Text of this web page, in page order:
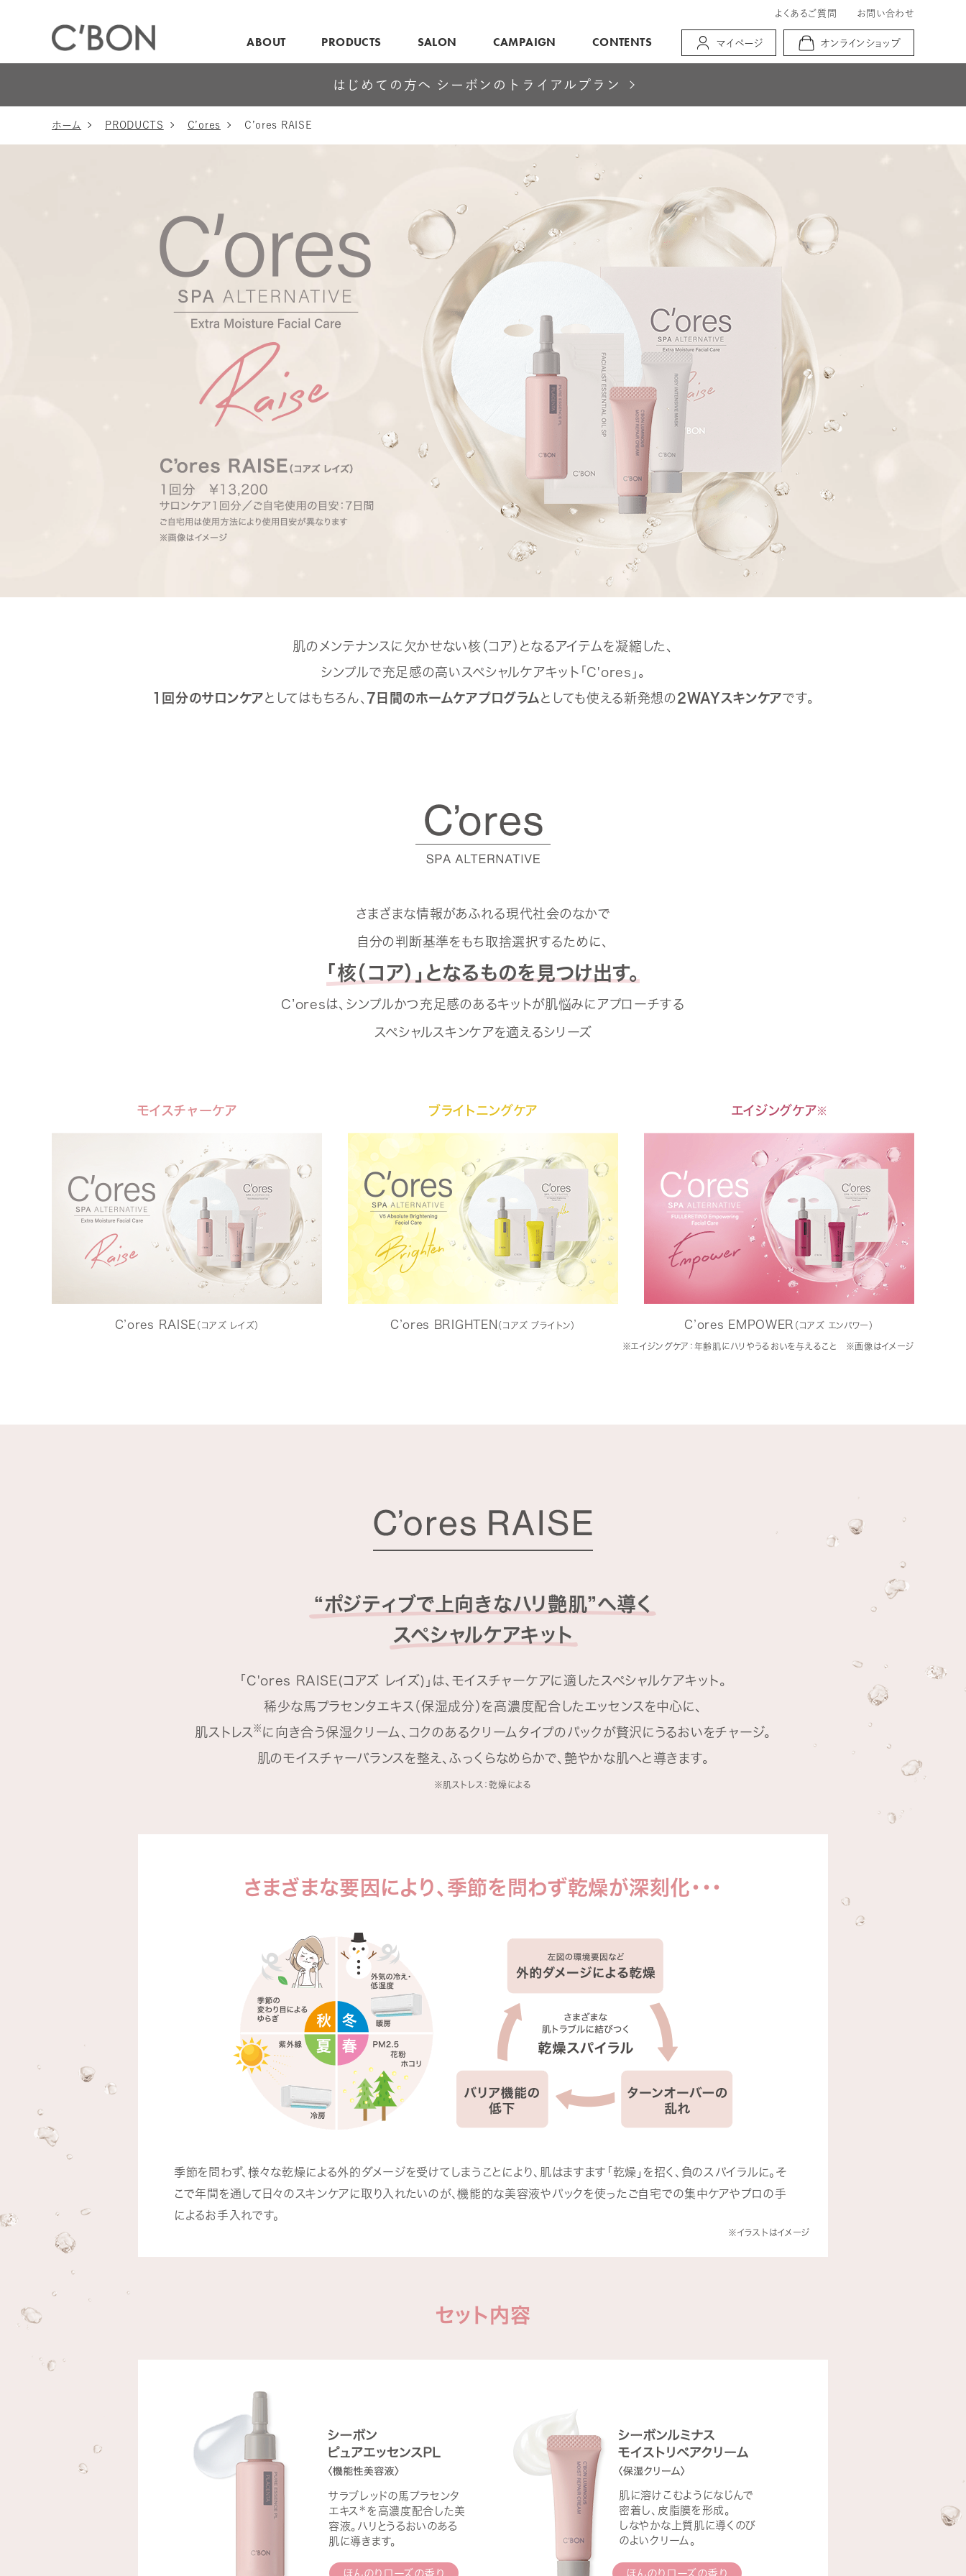
ABOUT PRODUCTS SALON CAMPAIGN CONTENTS
よくあるご質問 お問い合わせ
マイページ オンラインショップ
はじめての方へ シーボンのトライアルプラン
ホーム PRODUCTS C’ores C’ores RAISE
肌のメンテナンスに欠かせない核（コア）となるアイテムを凝縮した、
シンプルで充足感の高いスペシャルケアキット「C'ores」。
1回分のサロンケアとしてはもちろん、 7日間のホームケアプログラム としても使える新発想の2WAYスキンケアです。
さまざまな情報があふれる現代社会のなかで
自分の判断基準をもち取捨選択するために、
「核（コア）」となるものを見つけ出す。
C’oresは、シンプルかつ充足感のあるキットが肌悩みにアプローチする
スペシャルスキンケアを適えるシリーズ
モイスチャーケア
C’ores RAISE （コアズ レイズ）
ブライトニングケア
C’ores BRIGHTEN （コアズ ブライトン）
エイジングケア※
C’ores EMPOWER （コアズ エンパワー）
※エイジングケア：年齢肌にハリやうるおいを与えること ※画像はイメージ
“ポジティブで上向きなハリ艶肌”へ導く
スペシャルケアキット
「C'ores RAISE(コアズ レイズ)」は、モイスチャーケアに適したスペシャルケアキット。
稀少な馬プラセンタエキス（保湿成分）を高濃度配合したエッセンスを中心に、
肌ストレス ※ に向き合う保湿クリーム、コクのあるクリームタイプのパックが贅沢にうるおいをチャージ。
肌のモイスチャーバランスを整え、ふっくらなめらかで、艶やかな肌へと導きます。
※肌ストレス：乾燥による
さまざまな要因により、季節を問わず乾燥が深刻化・・・
季節を問わず、様々な乾燥による外的ダメージを受けてしまうことにより、肌はますます「乾燥」を招く、負のスパイラルに。そ
こで年間を通して日々のスキンケアに取り入れたいのが、機能的な美容液やパックを使ったご自宅での集中ケアやプロの手
によるお手入れです。
※イラストはイメージ
セット内容
サラブレッドの馬プラセンタ
エキス ＊ を高濃度配合した美
容液。ハリとうるおいのある
肌に導きます。
ほんのりローズの香り
肌に溶けこむようになじんで
密着し､皮脂膜を形成。
しなやかな上質肌に導くのび
のよいクリーム。
ほんのりローズの香り